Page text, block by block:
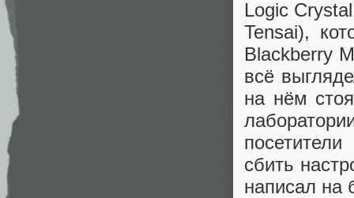
Logic
Tensai),
Blackberry
всё
на нём
сбить
написал на